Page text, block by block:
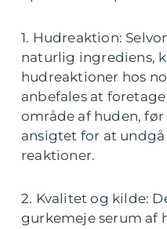
1. Hudreaktion:
naturlig ingrediens,
hudreaktioner hos
anbefales at
område af huden,
ansigtet for at
reaktioner.
2. Kvalitet og kilde:
gurkemeje serum af